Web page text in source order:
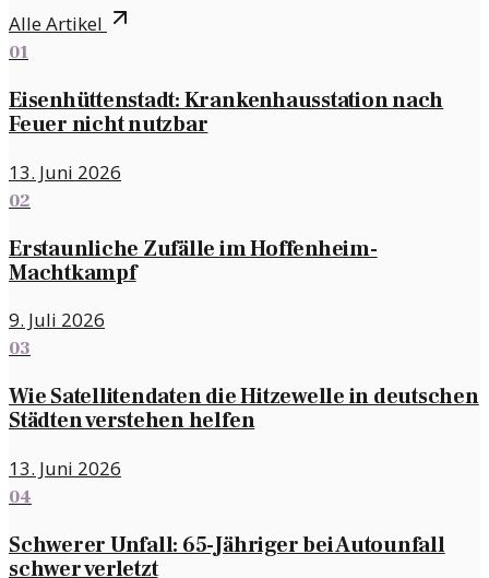
Alle Artikel
01
Eisenhüttenstadt: Krankenhausstation nach
Feuer nicht nutzbar
13. Juni 2026
02
Erstaunliche Zufälle im Hoffenheim-
Machtkampf
9. Juli 2026
03
Wie Satellitendaten die Hitzewelle in deutschen
Städten verstehen helfen
13. Juni 2026
04
Schwerer Unfall: 65-Jähriger bei Autounfall
schwer verletzt